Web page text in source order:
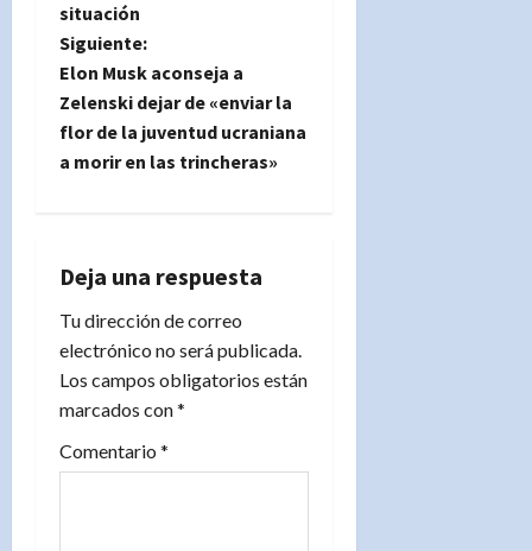
e
g
a
c
ó
n
d
e
e
situación
Siguiente:
Elon Musk aconseja a
Zelenski dejar de «enviar la
flor de la juventud ucraniana
a morir en las trincheras»
Deja una respuesta
Tu dirección de correo
electrónico no será publicada.
Los campos obligatorios están
marcados con*
Comentario *